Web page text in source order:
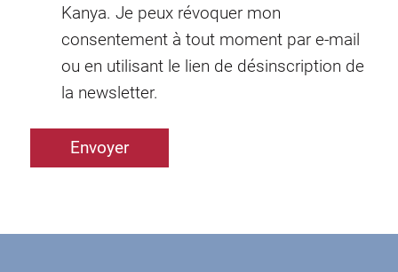
Kanya. Je peux révoquer mon
consentement à tout moment par e-mail
ou en utilisant le lien de désinscription de
la newsletter.